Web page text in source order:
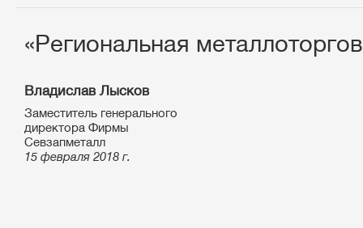
«Региональная
Владислав Лысков
Заместитель генерального
директора Фирмы
Севзапметалл
15 февраля 2018 г.